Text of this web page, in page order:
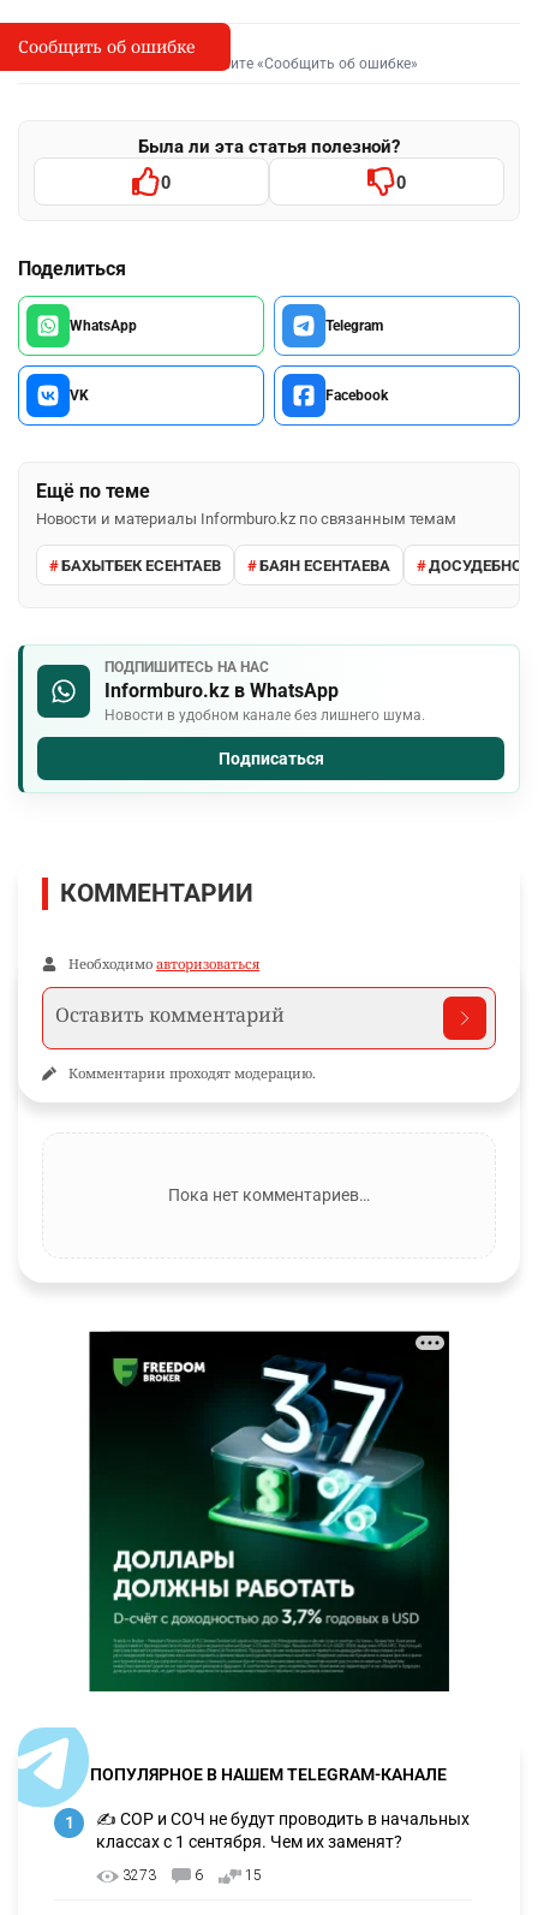
I
Сообщить об опечатке
Выделите фрагмент и нажмите «Сообщить об ошибке»
Была ли эта статья полезной?
0 0
Поделиться
WhatsApp Telegram
VK Facebook
Ещё по теме
Новости и материалы Informburo.kz по связанным темам
БАХЫТБЕК ЕСЕНТАЕВ БАЯН ЕСЕНТАЕВА ДОСУДЕБНОЕ
ПОДПИШИТЕСЬ НА НАС
Informburo.kz в WhatsApp
Новости в удобном канале без лишнего шума.
Подписаться
Сообщить об ошибке
КОММЕНТАРИИ
Необходимо авторизоваться
Комментарии проходят модерацию.
Пока нет комментариев…
ПОПУЛЯРНОЕ В НАШЕМ TELEGRAM-КАНАЛЕ
1
✍️ СОР и СОЧ не будут проводить в начальных
классах с 1 сентября. Чем их заменят?
3273 6 15